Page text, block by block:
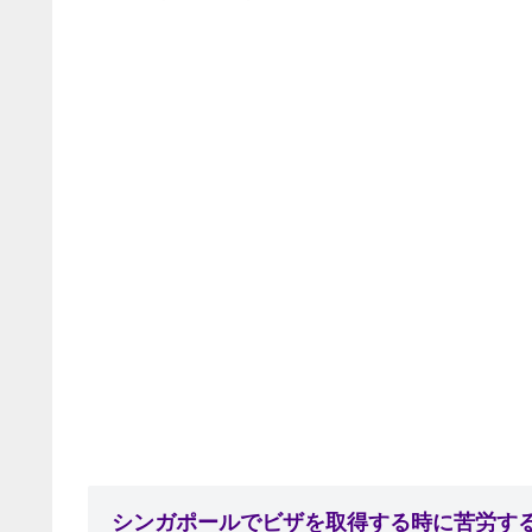
シンガポールでビザを取得する時に苦労す